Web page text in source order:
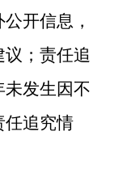
开信息，
；责任追
未发生因不
任追究情